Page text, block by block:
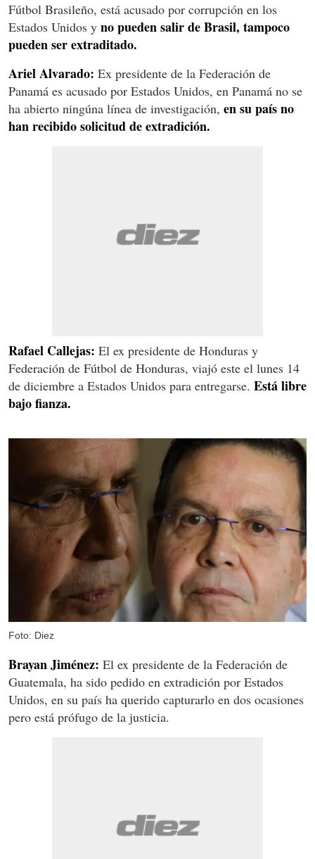
Fútbol Brasileño, está acusado por corrupción en los
Estados Unidos y no pueden salir de Brasil, tampoco
pueden ser extraditado.
Ariel Alvarado: Ex presidente de la Federación de
Panamá es acusado por Estados Unidos, en Panamá no se
ha abierto ningúna línea de investigación, en su país no
han recibido solicitud de extradición.
Rafael Callejas: El ex presidente de Honduras y
Federación de Fútbol de Honduras, viajó este el lunes 14
de diciembre a Estados Unidos para entregarse. Está libre
bajo fianza.
Foto: Diez
Brayan Jiménez: El ex presidente de la Federación de
Guatemala, ha sido pedido en extradición por Estados
Unidos, en su país ha querido capturarlo en dos ocasiones
pero está prófugo de la justicia.